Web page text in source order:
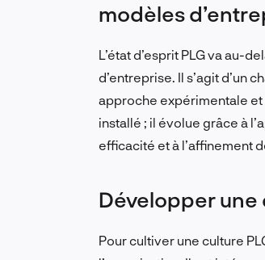
modèles
L’état d’esprit PLG va au-
d’entreprise. Il s’agit d’un
approche expérimentale et
installé ; il évolue grâce à
efficacité et à l’affinement
Développer une
Pour cultiver une culture